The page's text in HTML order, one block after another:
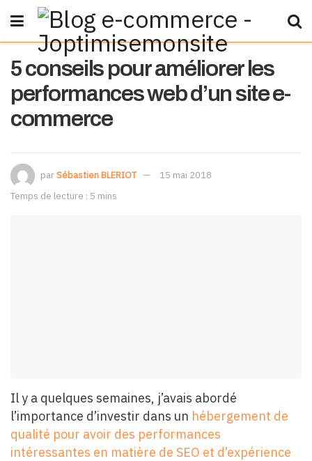
5 conseils pour améliorer les
performances web d’un site e-
commerce
parSébastien BLERIOT
15 mai 2018
Temps de lecture : 5 mins
Il y a quelques semaines, j’avais abordé
l’importance d’investir dans un hébergement de
qualité pour avoir des performances
intéressantes en matière de SEO et d’expérience